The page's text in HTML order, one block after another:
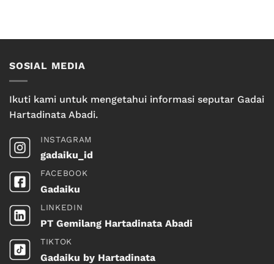
SOSIAL MEDIA
Ikuti kami untuk mengetahui informasi seputar Gadai
Hartadinata Abadi.
INSTAGRAM
gadaiku_id
FACEBOOK
Gadaiku
LINKEDIN
PT Gemilang Hartadinata Abadi
TIKTOK
Gadaiku by Hartadinata